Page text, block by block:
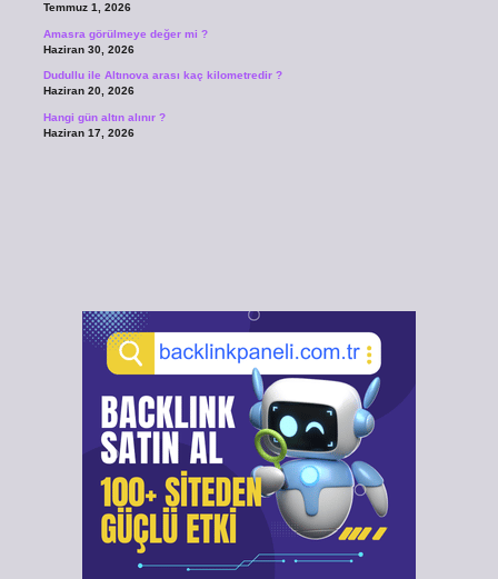
Temmuz 1, 2026
Amasra görülmeye değer mi ?
Haziran 30, 2026
Dudullu ile Altınova arası kaç kilometredir ?
Haziran 20, 2026
Hangi gün altın alınır ?
Haziran 17, 2026